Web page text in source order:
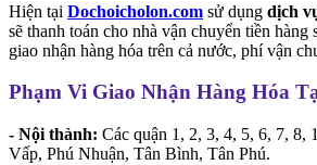
Hiện tại Dochoicholon.com sử dụng dịch
sẽ thanh toán cho nhà vận chuyển tiền hàng
giao nhận hàng hóa trên cả nước, phí vận
Phạm Vi Giao Nhận Hàng Hóa
- Nội thành: Các quận 1, 2, 3, 4, 5, 6, 7, 8,
Vấp, Phú Nhuận, Tân Bình, Tân Phú.